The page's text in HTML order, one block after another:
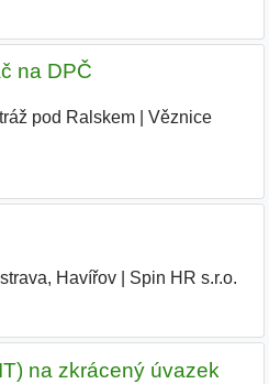
na DPČ
pod Ralskem|
Věznice
Havířov| Spin HR s.r.o.
na zkrácený úvazek